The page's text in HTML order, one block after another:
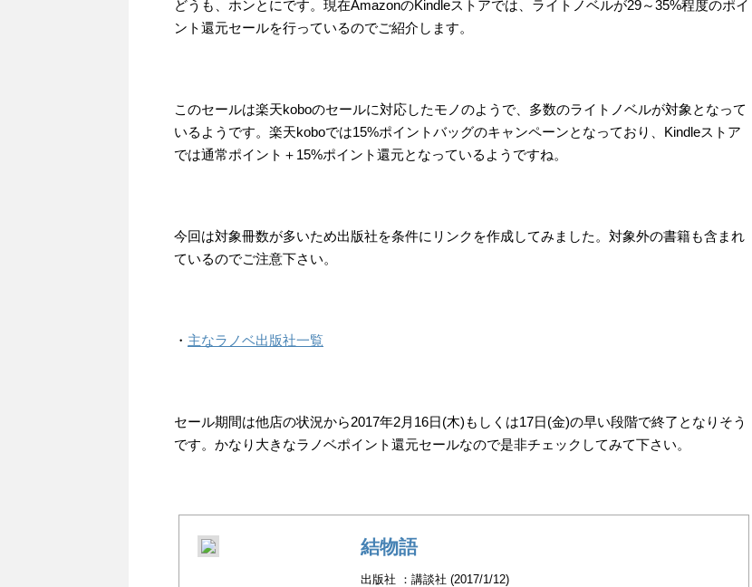
どうも、ホンとにです。現在AmazonのKindleストアでは、ライトノベルが29～35%程度のポイ
ント還元セールを行っているのでご紹介します。
このセールは楽天koboのセールに対応したモノのようで、多数のライトノベルが対象となって
いるようです。楽天koboでは15%ポイントバッグのキャンペーンとなっており、Kindleストア
では通常ポイント＋15%ポイント還元となっているようですね。
今回は対象冊数が多いため出版社を条件にリンクを作成してみました。対象外の書籍も含まれ
ているのでご注意下さい。
・ 主なラノベ出版社一覧
セール期間は他店の状況から2017年2月16日(木)もしくは17日(金)の早い段階で終了となりそう
です。かなり大きなラノベポイント還元セールなので是非チェックしてみて下さい。
結物語
出版社 ：講談社 (2017/1/12)